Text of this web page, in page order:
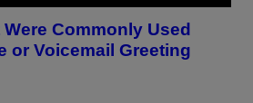
Commonly Used
or Voicemail Greeting